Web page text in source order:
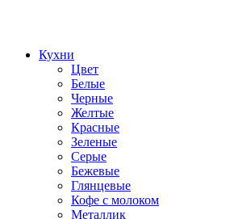
Кухни
Цвет
Белые
Черные
Желтые
Красные
Зеленые
Серые
Бежевые
Глянцевые
Кофе с молоком
Металлик